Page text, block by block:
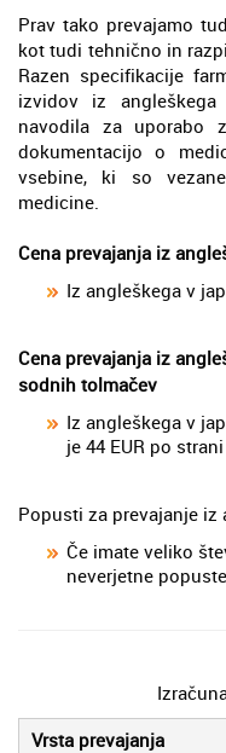
Prav tako prevajamo
kot tudi tehnično in
Razen specifikacije
izvidov iz
navodila za uporabo
dokumentacijo o
vsebine, ki so
medicine.
Cena prevajanja iz
Iz angleškega v
Cena prevajanja iz
sodnih tolmačev
Iz angleškega v
je 44 EUR po strani
Popusti za prevajanje
Če imate veliko
neverjetne popuste.
Vrsta prevajanja